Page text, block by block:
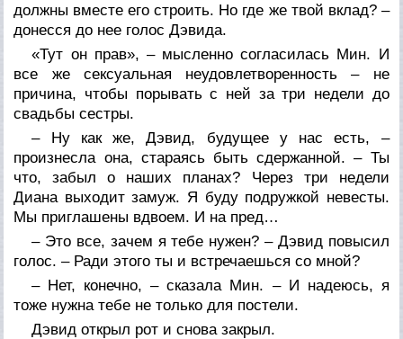
должны вместе его строить. Но где же твой вклад? –
донесся до нее голос Дэвида.
«Тут он прав», – мысленно согласилась Мин. И
все же сексуальная неудовлетворенность – не
причина, чтобы порывать с ней за три недели до
свадьбы сестры.
– Ну как же, Дэвид, будущее у нас есть, –
произнесла она, стараясь быть сдержанной. – Ты
что, забыл о наших планах? Через три недели
Диана выходит замуж. Я буду подружкой невесты.
Мы приглашены вдвоем. И на пред…
– Это все, зачем я тебе нужен? – Дэвид повысил
голос. – Ради этого ты и встречаешься со мной?
– Нет, конечно, – сказала Мин. – И надеюсь, я
тоже нужна тебе не только для постели.
Дэвид открыл рот и снова закрыл.